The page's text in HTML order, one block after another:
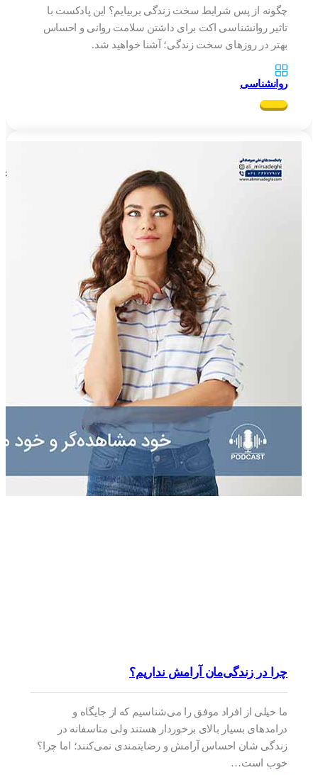
چگونه از پس شرایط سخت زندگی بربیایم؟ این پادکست با
تاثیر روانشناسی اکت برای داشتن سلامت روانی و احساس
بهتر در روزهای سخت زندگی؛ آشنا خواهید شد.
روانشناسی
چرا در زندگی‌مان آرامش نداریم؟
ما خیلی از افراد موفق را می‌شناسیم که از جایگاه و
درامدهای بسیار بالای برخوردار هستند ولی متاسفانه در
زندگی شان احساس آرامش و رضایتمندی نمی‌کنند؛ اما چرا؟
خوب است…